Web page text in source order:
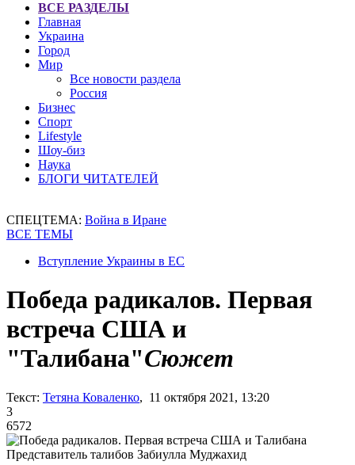
ВСЕ РАЗДЕЛЫ
Главная
Украина
Город
Мир
Все новости раздела
Россия
Бизнес
Спорт
Lifestyle
Шоу-биз
Наука
БЛОГИ ЧИТАТЕЛЕЙ
СПЕЦТЕМА: Война в Иране
ВСЕ ТЕМЫ
Вступление Украины в ЕС
Победа радикалов. Первая
встреча США и
"Талибана"Сюжет
Текст: Тетяна Коваленко, 11 октября 2021, 13:20
3
6572
Представитель талибов Забиулла Муджахид